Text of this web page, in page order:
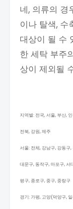
네, 의류의 경
이나 탈색, 수
대상이 될 수
한 세탁 부주
상이 제외될
지역별: 전국, 서울, 부산,
전북, 강원, 제주
서울: 전체, 강남구, 강동구
대문구, 동작구, 마포구, 서
평구, 종로구, 중구, 중랑구
경기: 가평, 고양(덕양구,